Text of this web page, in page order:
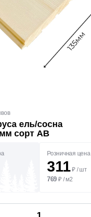
ель/сосна
сорт АВ
Розничная цена
311 ₽ / шт
769 ₽ / м2